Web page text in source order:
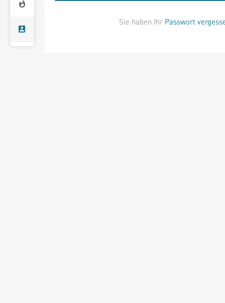
Sie haben Ihr Passwort